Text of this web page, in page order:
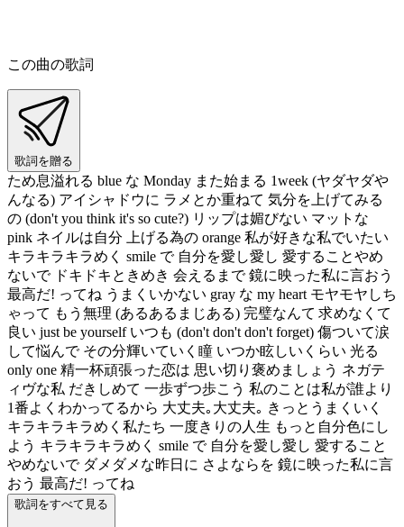
この曲の歌詞
歌詞を贈る
ため息溢れる blue な Monday また始まる 1week (ヤダヤダや
んなる) アイシャドウに ラメとか重ねて 気分を上げてみる
の (don't you think it's so cute?) リップは媚びない マットな
pink ネイルは自分 上げる為の orange 私が好きな私でいたい
キラキラキラめく smile で 自分を愛し愛し 愛することやめ
ないで ドキドキときめき 会えるまで 鏡に映った私に言おう
最高だ! ってね うまくいかない gray な my heart モヤモヤしち
ゃって もう無理 (あるあるまじある) 完璧なんて 求めなくて
良い just be yourself いつも (don't don't don't forget) 傷ついて涙
して悩んで その分輝いていく瞳 いつか眩しいくらい 光る
only one 精一杯頑張った恋は 思い切り褒めましょう ネガテ
ィヴな私 だきしめて 一歩ずつ歩こう 私のことは私が誰より
1番よくわかってるから 大丈夫｡大丈夫｡ きっとうまくいく
キラキラキラめく私たち 一度きりの人生 もっと自分色にし
よう キラキラキラめく smile で 自分を愛し愛し 愛すること
やめないで ダメダメな昨日に さよならを 鏡に映った私に言
おう 最高だ! ってね
歌詞をすべて見る